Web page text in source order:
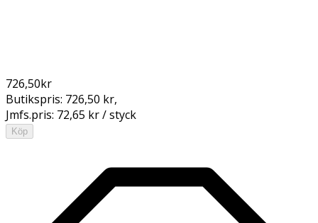
726,50kr
Butikspris: 726,50 kr,
Jmfs.pris: 72,65 kr / styck
Köp